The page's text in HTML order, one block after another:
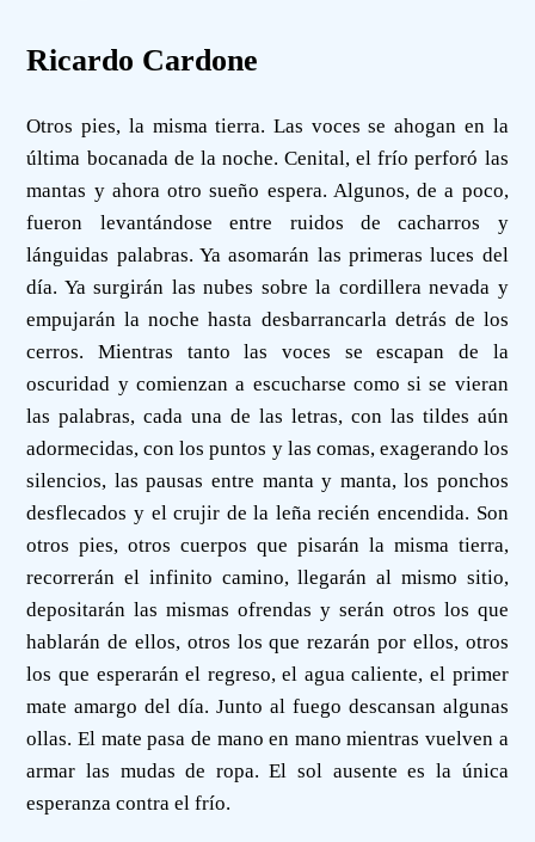
Ricardo Cardone
Otros pies, la misma tierra. Las voces se ahogan en la
última bocanada de la noche. Cenital, el frío perforó las
mantas y ahora otro sueño espera. Algunos, de a poco,
fueron levantándose entre ruidos de cacharros y
lánguidas palabras. Ya asomarán las primeras luces del
día. Ya surgirán las nubes sobre la cordillera nevada y
empujarán la noche hasta desbarrancarla detrás de los
cerros. Mientras tanto las voces se escapan de la
oscuridad y comienzan a escucharse como si se vieran
las palabras, cada una de las letras, con las tildes aún
adormecidas, con los puntos y las comas, exagerando los
silencios, las pausas entre manta y manta, los ponchos
desflecados y el crujir de la leña recién encendida. Son
otros pies, otros cuerpos que pisarán la misma tierra,
recorrerán el infinito camino, llegarán al mismo sitio,
depositarán las mismas ofrendas y serán otros los que
hablarán de ellos, otros los que rezarán por ellos, otros
los que esperarán el regreso, el agua caliente, el primer
mate amargo del día. Junto al fuego descansan algunas
ollas. El mate pasa de mano en mano mientras vuelven a
armar las mudas de ropa. El sol ausente es la única
esperanza contra el frío.